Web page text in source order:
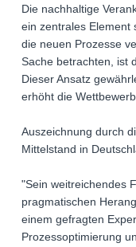
Die nachhaltige
ein zentrales Element
die neuen Prozesse
Sache betrachten, ist
Dieser Ansatz
erhöht die
Auszeichnung durch
Mittelstand in
"Sein weitreichendes
pragmatischen
einem gefragten
Prozessoptimierung